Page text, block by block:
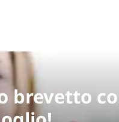
brevetto